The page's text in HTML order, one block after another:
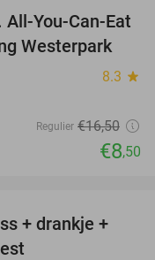
48%
You-Can-Eat
Westerpark
8.3 star
Regulier €16,50
€8,50
56%
+ drankje +